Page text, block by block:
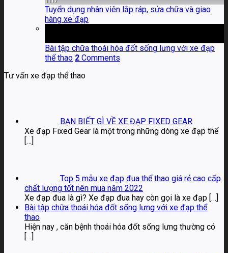
Tuyển dụng nhân viên lắp ráp, sửa chữa và giao
hàng xe đạp
Bài tập chữa thoái hóa đốt sống lưng với xe đạp
thể thao 2 Comments
Tư vấn xe đạp thể thao
BẠN BIẾT GÌ VỀ XE ĐẠP FIXED GEAR
Xe đạp Fixed Gear là một trong những dòng xe đạp thể
[…]
Top 5 mẫu xe đạp đua thể thao giá rẻ cao cấp
chất lượng tốt nên mua năm 2022
Xe đạp đua là gì? Xe đạp đua hay còn gọi là xe đạp […]
Bài tập chữa thoái hóa đốt sống lưng với xe đạp thể
thao
Hiện nay , căn bệnh thoái hóa đốt sống lưng thường có
[…]